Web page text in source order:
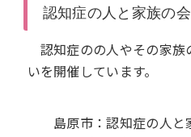
認知症の人と家族の会
認知症のの人やその家族
いを開催しています。
島原市：認知症の人と